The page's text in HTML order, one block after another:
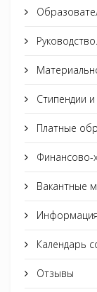
Стипендии
Платные
Финансово-
Вакантные
Информация
Календарь
Отзывы